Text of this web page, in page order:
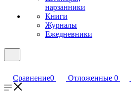
нарзанники
Книги
Журналы
Ежедневники
Сравнение0 Отложенные 0